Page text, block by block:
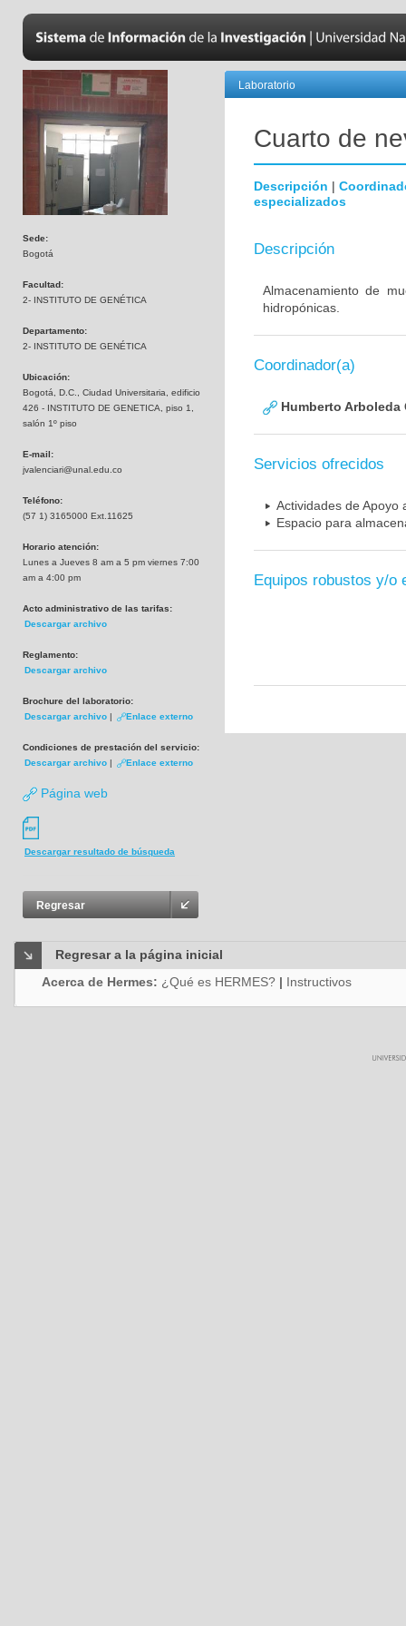
Sede:
Bogotá
Facultad:
2- INSTITUTO DE GENÉTICA
Departamento:
2- INSTITUTO DE GENÉTICA
Ubicación:
Bogotá, D.C., Ciudad Universitaria, edificio
426 - INSTITUTO DE GENETICA, piso 1,
salón 1º piso
E-mail:
jvalenciari@unal.edu.co
Teléfono:
(57 1) 3165000 Ext.11625
Horario atención:
Lunes a Jueves 8 am a 5 pm viernes 7:00
am a 4:00 pm
Acto administrativo de las tarifas:
Descargar archivo
Reglamento:
Descargar archivo
Brochure del laboratorio:
Descargar archivo | Enlace externo
Condiciones de prestación del servicio:
Descargar archivo | Enlace externo
Página web
Descargar resultado de búsqueda
Regresar
Laboratorio
Cuarto de
Descripción |
especializados
Descripción
Almacenamiento de
hidropónicas.
Coordinador(a)
Humberto Arboleda
Servicios ofrecidos
Actividades de Apoyo
Espacio para
Equipos robustos y/o
Regresar a la página inicial
Acerca de Hermes: ¿Qué es HERMES? | Instructivos